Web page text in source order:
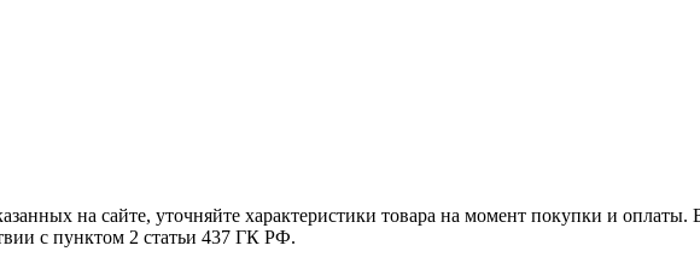
на сайте, уточняйте характеристики товара на момент покупки и
с пунктом 2 статьи 437 ГК РФ.